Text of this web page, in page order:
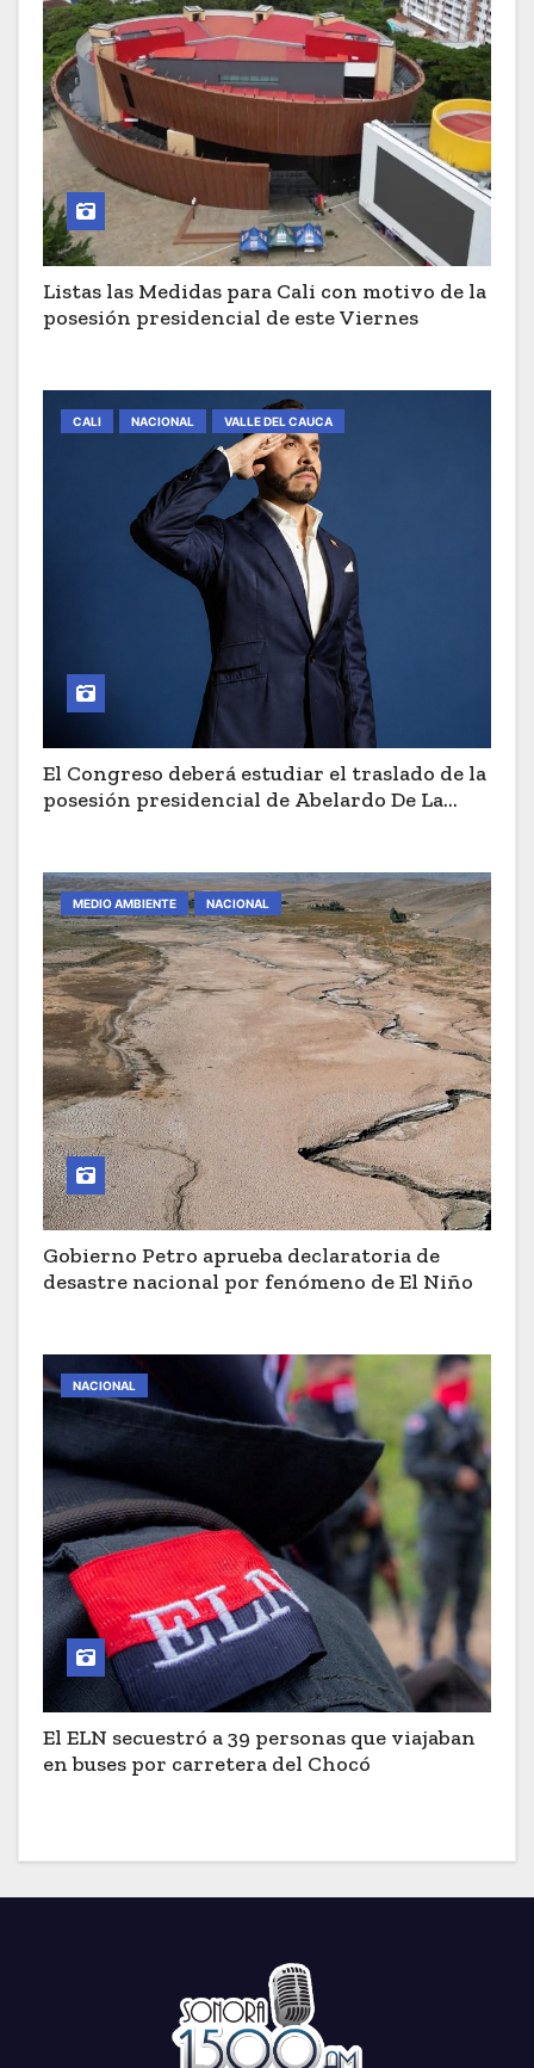
Listas las Medidas para Cali con motivo de la
posesión presidencial de este Viernes
CALI NACIONAL VALLE DEL CAUCA
El Congreso deberá estudiar el traslado de la
posesión presidencial de Abelardo De La
MEDIO AMBIENTE NACIONAL
Gobierno Petro aprueba declaratoria de
desastre nacional por fenómeno de El Niño
NACIONAL
El ELN secuestró a 39 personas que viajaban
en buses por carretera del Chocó